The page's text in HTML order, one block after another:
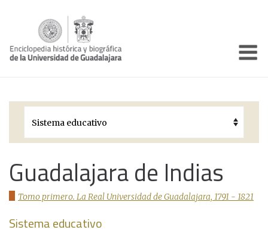
Períodos Históricos
Galería
Guadalajara de Indias
Tomo primero. La Real Universidad de Guadalajara, 1791 - 1821
Sistema educativo